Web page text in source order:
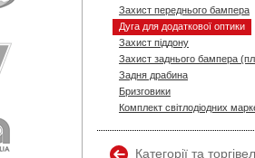
Захист переднього бампера
Дуга для додаткової оптики
Захист піддону
Захист заднього бампера
Задня драбина
Бризговики
Комплект світлодіодних
Категорії та